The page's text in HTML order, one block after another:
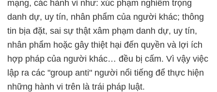
mạng, các hành vi như: xúc phạm nghiêm trọng
danh dự, uy tín, nhân phẩm của người khác; thông
tin bịa đặt, sai sự thật xâm phạm danh dự, uy tín,
nhân phẩm hoặc gây thiệt hại đến quyền và lợi ích
hợp pháp của người khác… đều bị cấm. Vì vậy việc
lập ra các "group anti" người nổi tiếng để thực hiện
những hành vi trên là trái pháp luật.